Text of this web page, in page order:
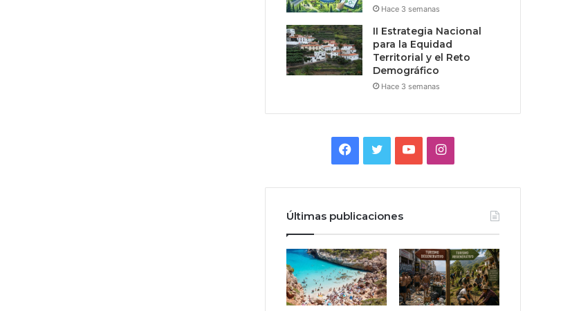
Hace 3 semanas
II Estrategia Nacional
para la Equidad
Territorial y el Reto
Demográfico
Hace 3 semanas
Facebook
TwitterYouTubeInstagram
Últimas publicaciones